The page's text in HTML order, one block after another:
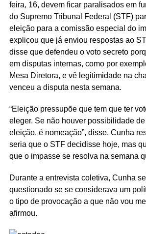
feira, 16, devem ficar paralisados em
do Supremo Tribunal Federal (STF)
eleição para a comissão especial do
explicou que já enviou respostas ao
disse que defendeu o voto secreto
em disputas internas, como por
Mesa Diretora, e vê legitimidade na
venceu a disputa nesta semana.
“Eleição pressupõe que tem que ter
eleger. Se não houver possibilidade
eleição, é nomeação”, disse. Cunha
seria que o STF decidisse hoje, mas
que o impasse se resolva na semana
Durante a entrevista coletiva, Cunha
questionado se se considerava um
o tipo de provocação a que não vou me
afirmou.